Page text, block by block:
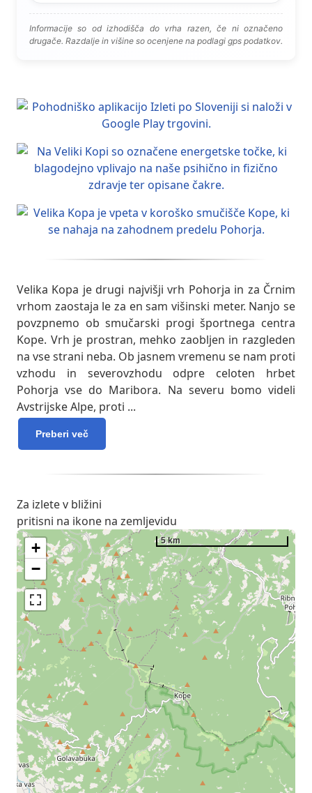
Informacije so od izhodišča do vrha razen, če ni označeno
drugače. Razdalje in višine so ocenjene na podlagi gps podatkov.
Velika Kopa je drugi najvišji vrh Pohorja in za Črnim
vrhom zaostaja le za en sam višinski meter. Nanjo se
povzpnemo ob smučarski progi športnega centra
Kope. Vrh je prostran, mehko zaobljen in razgleden
na vse strani neba. Ob jasnem vremenu se nam proti
vzhodu in severovzhodu odpre celoten hrbet
Pohorja vse do Maribora. Na severu bomo videli
Avstrijske Alpe, proti ...
Preberi več
Za izlete v bližini
pritisni na ikone na zemljevidu
+
−
5 km